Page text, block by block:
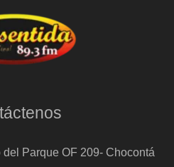
Parque OF 209- Chocontá